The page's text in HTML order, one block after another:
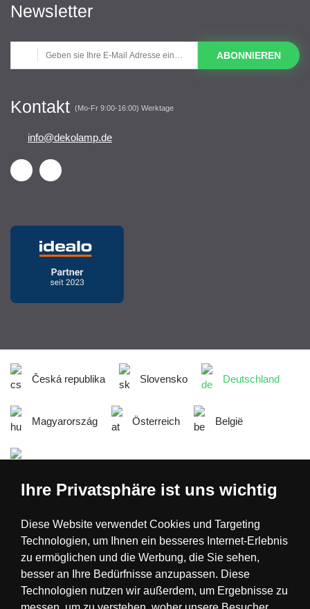
Newsletter
ABONNIEREN
Kontakt (Mo-Fr 9:00-16:00) Werktage
info@dekolamp.de
Česká republika Slovensko Deutschland
Magyarország Österreich België
Nederland
Ihre Privatsphäre ist uns wichtig
Diese Website verwendet Cookies und Targeting
Technologien, um Ihnen ein besseres Internet-Erlebnis
zu ermöglichen und die Werbung, die Sie sehen,
besser an Ihre Bedürfnisse anzupassen. Diese
Technologien nutzen wir außerdem, um Ergebnisse zu